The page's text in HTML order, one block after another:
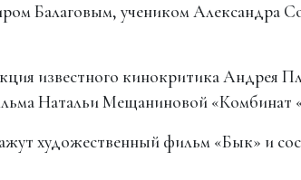
Балаговым, учеником Александра
известного кинокритика Андрея
Натальи Мещаниновой «Комбинат
художественный фильм «Бык» и